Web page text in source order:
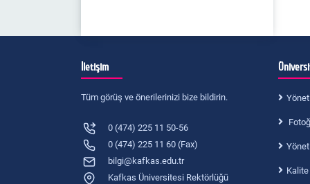
İletişim
Tüm görüş ve önerilerinizi bize bildirin.
0 (474) 225 11 50-56
0 (474) 225 11 60 (Fax)
bilgi@kafkas.edu.tr
Kafkas Üniversitesi Rektörlüğü